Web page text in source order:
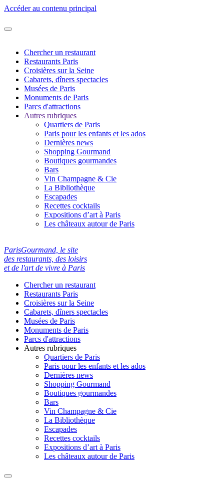
Accéder au contenu principal
Chercher un restaurant
Restaurants Paris
Croisières sur la Seine
Cabarets, dîners spectacles
Musées de Paris
Monuments de Paris
Parcs d'attractions
Autres rubriques
Quartiers de Paris
Paris pour les enfants et les ados
Dernières news
Shopping Gourmand
Boutiques gourmandes
Bars
Vin Champagne & Cie
La Bibliothèque
Escapades
Recettes cocktails
Expositions d’art à Paris
Les châteaux autour de Paris
ParisGourmand, le site
des restaurants, des loisirs
et de l'art de vivre à Paris
Chercher un restaurant
Restaurants Paris
Croisières sur la Seine
Cabarets, dîners spectacles
Musées de Paris
Monuments de Paris
Parcs d'attractions
Autres rubriques
Quartiers de Paris
Paris pour les enfants et les ados
Dernières news
Shopping Gourmand
Boutiques gourmandes
Bars
Vin Champagne & Cie
La Bibliothèque
Escapades
Recettes cocktails
Expositions d’art à Paris
Les châteaux autour de Paris